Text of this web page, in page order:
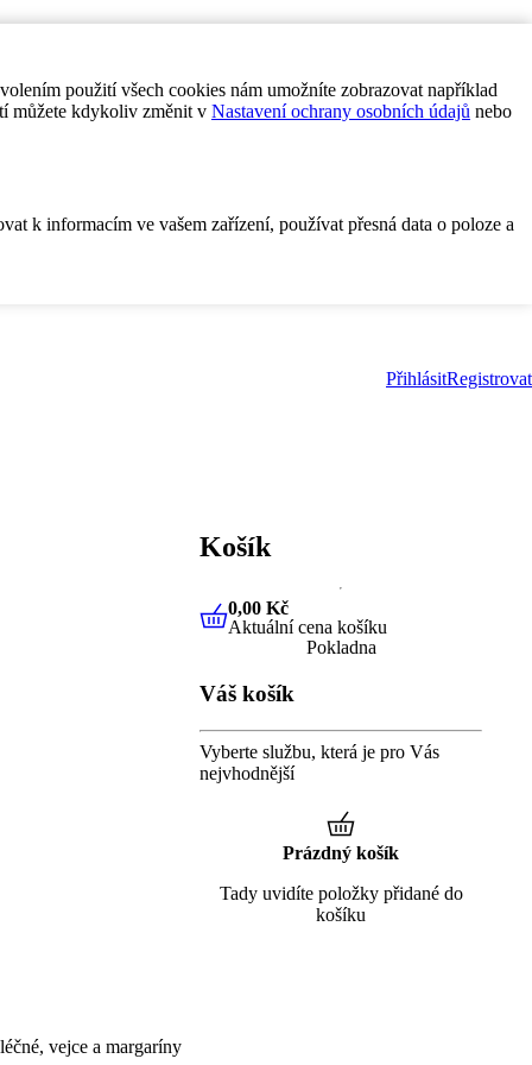
použití všech cookies nám umožníte zobrazovat například
můžete kdykoliv změnit v Nastavení ochrany osobních údajů nebo
k informacím ve vašem zařízení, používat přesná data o poloze a
PřihlásitRegistrovat
vejce a margaríny
Košík
0,00 KčAktuální cena košíku
0,00 Kč
Aktuální cena košíku
Pokladna
Váš košík
Vyberte službu, která je pro Vás
nejvhodnější
Prázdný košík
Tady uvidíte položky přidané do
košíku